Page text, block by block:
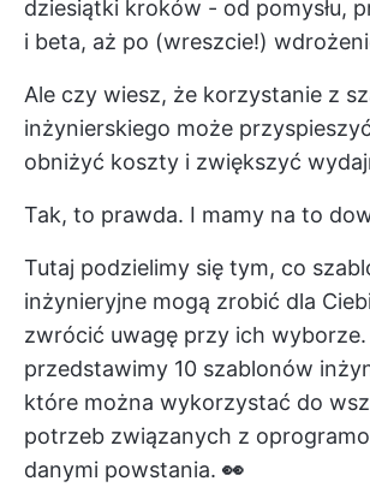
dziesiątki kroków - od pomysłu,
i beta, aż po (wreszcie!)
Ale czy wiesz, że korzystanie z
inżynierskiego może
obniżyć koszty i zwiększyć
Tak, to prawda. I mamy na to
Tutaj podzielimy się tym, co
inżynieryjne mogą zrobić dla
zwrócić uwagę przy ich
przedstawimy 10 szablonów
które można wykorzystać do
potrzeb związanych z
danymi powstania. 👀